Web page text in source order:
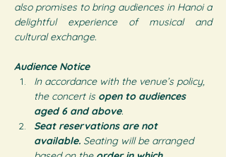
also promises to bring audiences in Hanoi a
delightful experience of musical and
cultural exchange.
Audience Notice
In accordance with the venue’s policy,
the concert is open to audiences
aged 6 and above.
Seat reservations are not
available. Seating will be arranged